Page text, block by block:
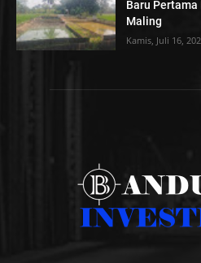
Baru Pertama
Maling
Kamis, Juli 16,